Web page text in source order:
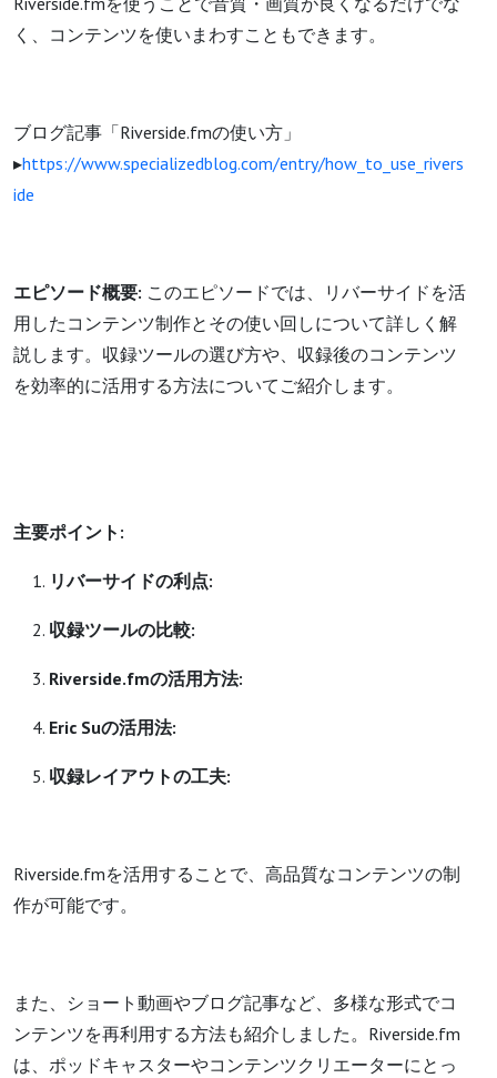
く、コンテンツを使いまわすこともできます。
ブログ記事「Riverside.fmの使い方」
▸https://www.specializedblog.com/entry/how_to_use_rivers
ide
エピソード概要: このエピソードでは、リバーサイドを活
用したコンテンツ制作とその使い回しについて詳しく解
説します。収録ツールの選び方や、収録後のコンテンツ
を効率的に活用する方法についてご紹介します。
主要ポイント:
リバーサイドの利点:
収録ツールの比較:
Riverside.fmの活用方法:
Eric Suの活用法:
収録レイアウトの工夫:
Riverside.fmを活用することで、高品質なコンテンツの制
作が可能です。
また、ショート動画やブログ記事など、多様な形式でコ
ンテンツを再利用する方法も紹介しました。Riverside.fm
は、ポッドキャスターやコンテンツクリエーターにとっ